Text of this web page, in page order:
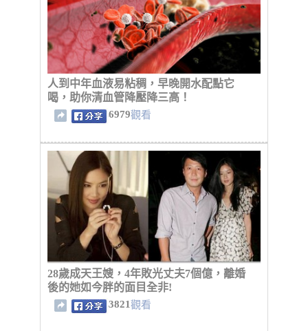
人到中年血液易粘稠，早晚開水配點它
喝，助你清血管降壓降三高！
6979觀看
28歲成天王嫂，4年敗光丈夫7個億，離婚
後的她如今胖的面目全非!
3821觀看